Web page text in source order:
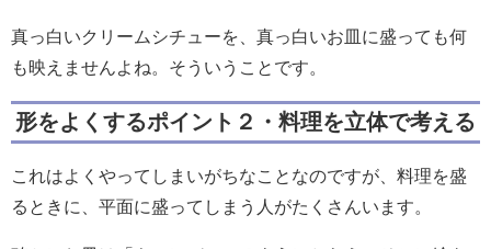
真っ白いクリームシチューを、真っ白いお皿に盛っても何
も映えませんよね。そういうことです。
形をよくするポイント２・料理を立体で考える
これはよくやってしまいがちなことなのですが、料理を盛
るときに、平面に盛ってしまう人がたくさんいます。